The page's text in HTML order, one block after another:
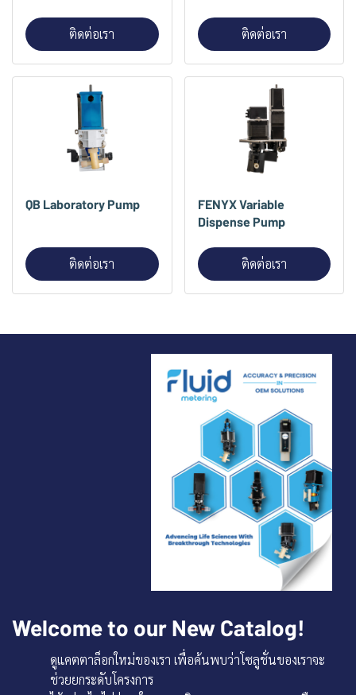
ติดต่อเรา ติดต่อเรา
QB Laboratory Pump
ติดต่อเรา
FENYX Variable
Dispense Pump
ติดต่อเรา
Welcome to our New Catalog!
ดูแคตตาล็อกใหม่ของเรา เพื่อค้นพบว่าโซลูชั่นของเราจะ
ช่วยยกระดับโครงการ